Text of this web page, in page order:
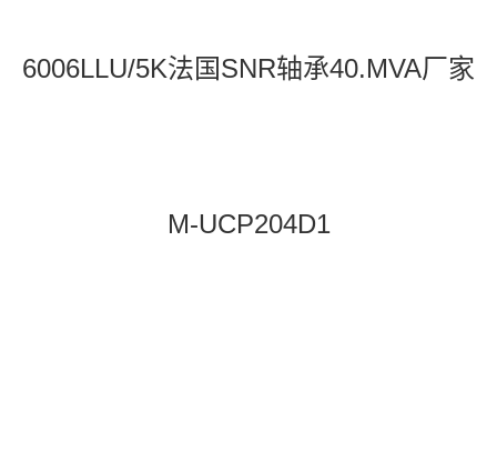
6006LLU/5K法国SNR轴承40.MVA厂家
M-UCP204D1